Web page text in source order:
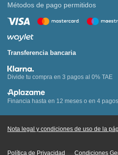
Métodos de pago permitidos
Transferencia bancaria
Divide tu compra en 3 pagos al 0% TAE
Financia hasta en 12 meses o en 4
Nota legal y condiciones de uso de la
Política de Privacidad Condiciones